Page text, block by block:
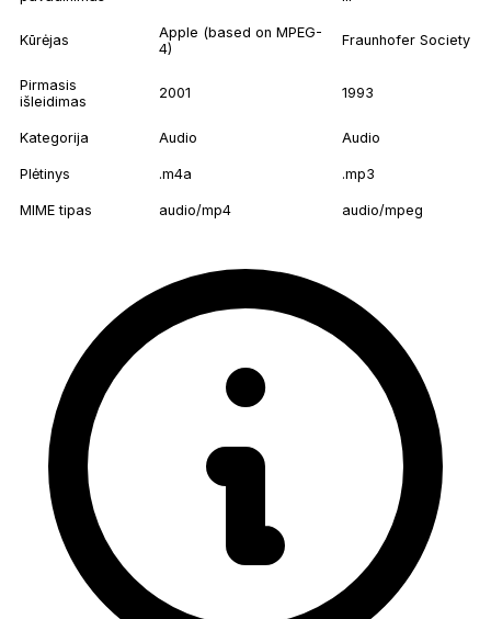
Kūrėjas
Apple (based on MPEG-
4)
Fraunhofer Society
Pirmasis
išleidimas
2001 1993
Kategorija Audio Audio
Plėtinys .m4a .mp3
MIME tipas audio/mp4 audio/mpeg